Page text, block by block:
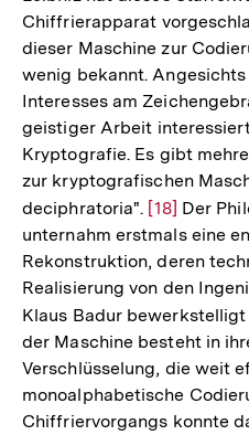
Chiffrierapparat
dieser Maschine zur
wenig bekannt.
Interesses am
geistiger Arbeit
Kryptografie. Es gibt
zur kryptografischen
deciphratoria". Zur
Auflösung
der
Fußnote
[18] Der
unternahm erstmals eine
Rekonstruktion, deren
Realisierung von den
Klaus Badur
der Maschine besteht in
Verschlüsselung, die weit
monoalphabetische
Chiffriervorgangs konnte